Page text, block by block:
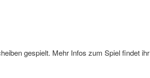
gespielt. Mehr Infos zum Spiel findet ihr